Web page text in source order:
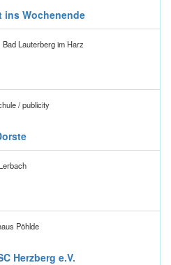
ins Wochenende
Lauterberg im Harz
/ publicity
Pöhlde
Herzberg e.V.